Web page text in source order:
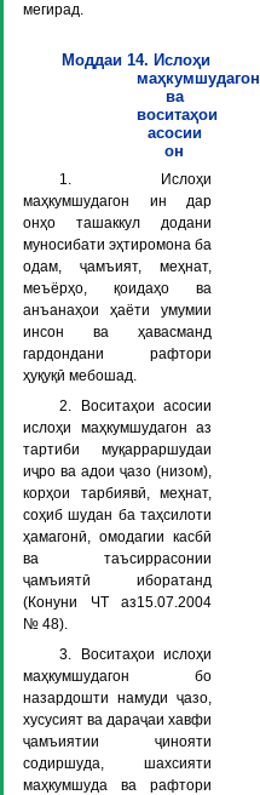
мегирад.
Моддаи 14. Ислоҳи
маҳкумшудагон
ва
воситаҳои
асосии
он
1. Ислоҳи
маҳкумшудагон ин дар
онҳо ташаккул додани
муносибати эҳтиромона ба
одам, ҷамъият, меҳнат,
меъёрҳо, қоидаҳо ва
анъанаҳои ҳаёти умумии
инсон ва ҳавасманд
гардондани рафтори
ҳуқуқӣ мебошад.
2. Воситаҳои асосии
ислоҳи маҳкумшудагон аз
тартиби муқарраршудаи
иҷро ва адои ҷазо (низом),
корҳои тарбиявӣ, меҳнат,
соҳиб шудан ба таҳсилоти
ҳамагонӣ, омодагии касбӣ
ва таъсиррасонии
ҷамъиятӣ иборатанд
(Конуни ЧТ аз15.07.2004
№ 48).
3. Воситаҳои ислоҳи
маҳкумшудагон бо
назардошти намуди ҷазо,
хусусият ва дараҷаи хавфи
ҷамъиятии ҷинояти
содиршуда, шахсияти
маҳкумшуда ва рафтори